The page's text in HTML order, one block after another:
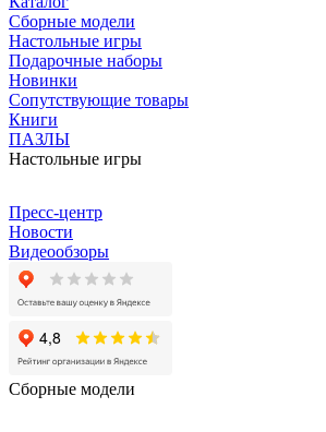
Сборные модели
Настольные игры
Подарочные наборы
Новинки
Сопутствующие товары
Книги
ПАЗЛЫ
Настольные игры
Пресс-центр
Новости
Видеообзоры
Сборные модели